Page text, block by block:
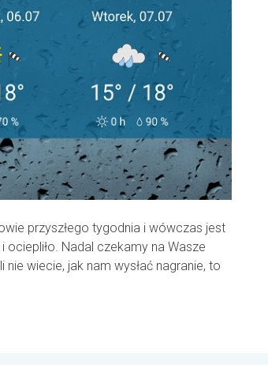
przyszłego tygodnia i wówczas jest
ociepliło. Nadal czekamy na Wasze
wiecie, jak nam wysłać nagranie, to